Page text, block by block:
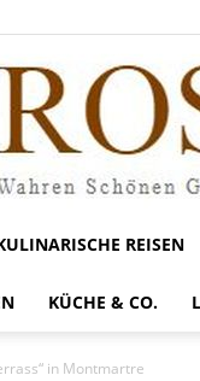
Gastrosofie
REISEN
KÜCHE & CO.
in Montmartre